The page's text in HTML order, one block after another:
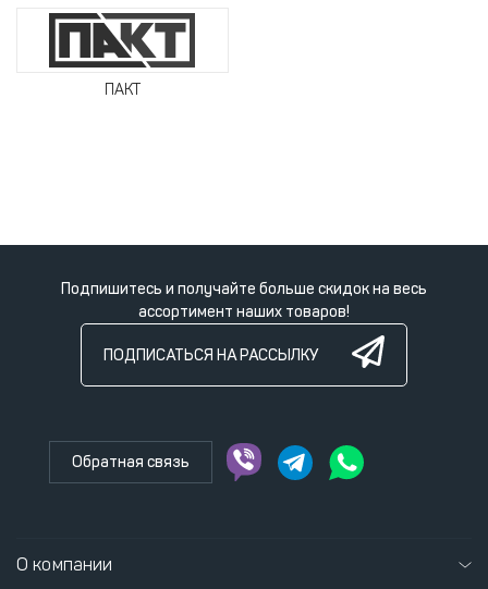
ПАКТ
Подпишитесь и получайте больше скидок на весь
ассортимент наших товаров!
ПОДПИСАТЬСЯ НА РАССЫЛКУ
Обратная связь
О компании